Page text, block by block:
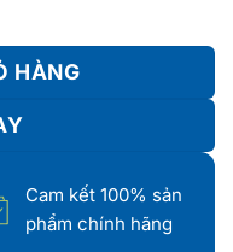
HÀNG
Cam kết 100% sản
phẩm chính hãng